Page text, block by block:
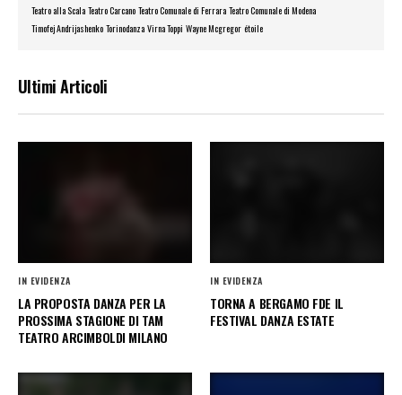
Teatro alla Scala Teatro Carcano Teatro Comunale di Ferrara Teatro Comunale di Modena
Timofej Andrijashenko Torinodanza Virna Toppi Wayne Mcgregor étoile
Ultimi Articoli
IN EVIDENZA
LA PROPOSTA DANZA PER LA
PROSSIMA STAGIONE DI TAM
TEATRO ARCIMBOLDI MILANO
IN EVIDENZA
TORNA A BERGAMO FDE IL
FESTIVAL DANZA ESTATE